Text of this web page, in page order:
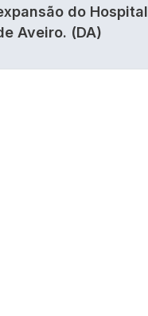
do Hospital
Aveiro. (DA)